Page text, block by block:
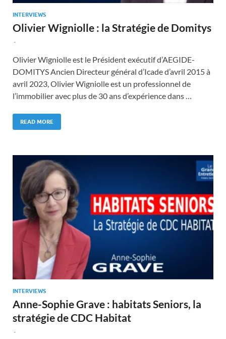
INTERVIEWS
Olivier Wigniolle : la Stratégie de Domitys
-
Olivier Wigniolle est le Président exécutif d’AEGIDE-
DOMITYS Ancien Directeur général d’Icade d’avril 2015 à
avril 2023, Olivier Wigniolle est un professionnel de
l’immobilier avec plus de 30 ans d’expérience dans …
READ MORE
INTERVIEWS
Anne-Sophie Grave : habitats Seniors, la
stratégie de CDC Habitat
-